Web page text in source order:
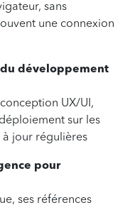
sans
une connexion
développement
UX/UI,
sur les
à jour régulières
pour
ses références